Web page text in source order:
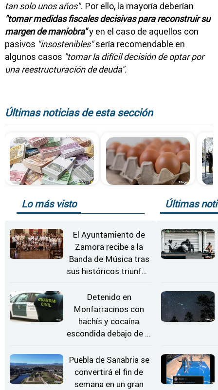
tan solo unos años". Por ello, la mayoría deberían
"tomar medidas fiscales decisivas para reconstruir su
margen de maniobra"y en el caso de aquellos con
pasivos "insostenibles"sería recomendable en
algunos casos "tomar la difícil decisión de optar por
una reestructuración de deuda".
Últimas noticias de esta sección
Lo más visto
El Ayuntamiento de
Zamora recibe a la
Banda de Música tras
sus históricos triunfos
Detenido en
Monfarracinos con
hachís y cocaína
escondida debajo de la
coche
Puebla de Sanabria se
convertirá el fin de
semana en un gran
Últimas